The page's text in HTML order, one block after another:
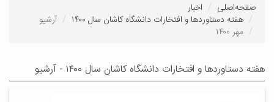
صفحه‌اصلی
اخبار
هفته دستاوردها و افتخارات دانشگاه کاشان سال ۱۴۰۰
آرشیو
مهر ۱۴۰۰
هفته دستاوردها و افتخارات دانشگاه کاشان سال ۱۴۰۰ - آرشیو